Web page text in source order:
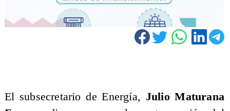
El subsecretario de Energía, Julio Maturana